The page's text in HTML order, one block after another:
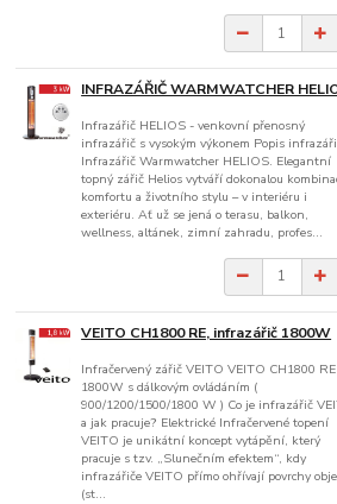
INFRAZÁŘIČ WARMWATCHER
Infrazářič HELIOS - venkovní přenosný
infrazářič s vysokým výkonem Popis
Infrazářič Warmwatcher HELIOS. Elegantní
topný zářič Helios vytváří dokonalou
komfortu a životního stylu – v interiéru i
exteriéru. Ať už se jená o terasu, balkon,
wellness, altánek, zimní zahradu, profes...
VEITO CH1800 RE, infrazářič 1800W
Infračervený zářič VEITO VEITO CH1800
1800W s dálkovým ovládáním (
900/1200/1500/1800 W ) Co je infrazářič
a jak pracuje? Elektrické Infračervené topení
VEITO je unikátní koncept vytápění, který
pracuje s tzv. „Slunečním efektem“, kdy
infrazářiče VEITO přímo ohřívají povrchy
(st...